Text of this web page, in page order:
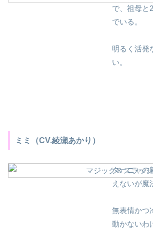
で、祖母と
でいる。
明るく活発
い。
ミミ（CV.綾瀬あかり）
ターニャの
えないが魔
無表情かつ
動かないわ